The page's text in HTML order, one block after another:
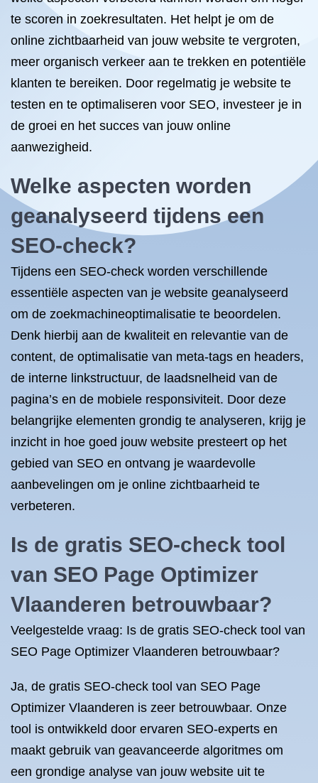
te scoren in zoekresultaten. Het helpt je om de
online zichtbaarheid van jouw website te vergroten,
meer organisch verkeer aan te trekken en potentiële
klanten te bereiken. Door regelmatig je website te
testen en te optimaliseren voor SEO, investeer je in
de groei en het succes van jouw online
aanwezigheid.
Welke aspecten worden
geanalyseerd tijdens een
SEO-check?
Tijdens een SEO-check worden verschillende
essentiële aspecten van je website geanalyseerd
om de zoekmachineoptimalisatie te beoordelen.
Denk hierbij aan de kwaliteit en relevantie van de
content, de optimalisatie van meta-tags en headers,
de interne linkstructuur, de laadsnelheid van de
pagina’s en de mobiele responsiviteit. Door deze
belangrijke elementen grondig te analyseren, krijg je
inzicht in hoe goed jouw website presteert op het
gebied van SEO en ontvang je waardevolle
aanbevelingen om je online zichtbaarheid te
verbeteren.
Is de gratis SEO-check tool
van SEO Page Optimizer
Vlaanderen betrouwbaar?
Veelgestelde vraag: Is de gratis SEO-check tool van
SEO Page Optimizer Vlaanderen betrouwbaar?
Ja, de gratis SEO-check tool van SEO Page
Optimizer Vlaanderen is zeer betrouwbaar. Onze
tool is ontwikkeld door ervaren SEO-experts en
maakt gebruik van geavanceerde algoritmes om
een grondige analyse van jouw website uit te